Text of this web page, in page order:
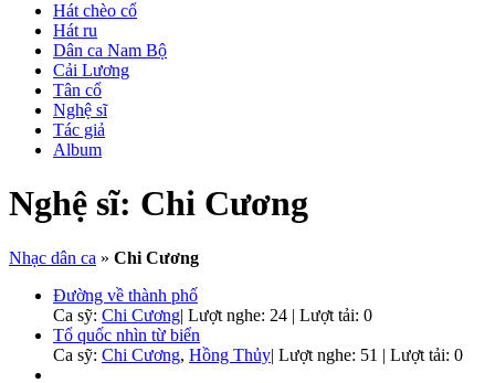
Hát chèo cổ
Hát ru
Dân ca Nam Bộ
Cải Lương
Tân cổ
Nghệ sĩ
Tác giả
Album
Nghệ sĩ: Chi Cương
Nhạc dân ca » Chi Cương
Đường về thành phố
Ca sỹ: Chi Cương| Lượt nghe: 24 | Lượt tải: 0
Tổ quốc nhìn từ biển
Ca sỹ: Chi Cương, Hồng Thủy| Lượt nghe: 51 | Lượt tải: 0